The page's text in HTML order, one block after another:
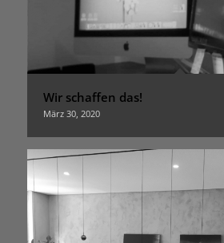
Wir schaffen das!
März 30, 2020